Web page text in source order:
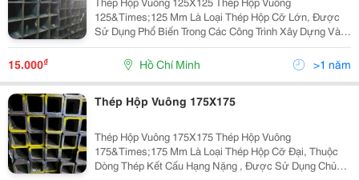
125&Times;125 Mm Là Loại Thép Hộp Cỡ Lớn, Được
Sử Dụng Phổ Biến Trong Các Công Trình Xây Dựng Và
Công Nghiệp Yêu Cầu Khả Năng Chịu Lực Cao. Dưới
Đây Là Thông Tin Chi Tiết: 1. Thông Số Kỹ Thuật Kích
Thước...
15.000₫ Hồ Chí Minh >1 năm
Thép Hộp Vuông 175X175
Thép Hộp Vuông 175X175 Thép Hộp Vuông
175&Times;175 Mm Là Loại Thép Hộp Cỡ Đại, Thuộc
Dòng Thép Kết Cấu Hạng Nặng , Được Sử Dụng Chủ